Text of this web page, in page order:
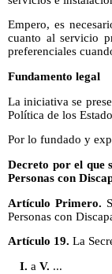
Empero, es
cuanto al servicio
preferenciales
Fundamento legal
La iniciativa se
Política de los
Por lo fundado y
Decreto por el que
Personas con
Artículo Primero.
Personas con
Artículo 19. La
I. a V. ...